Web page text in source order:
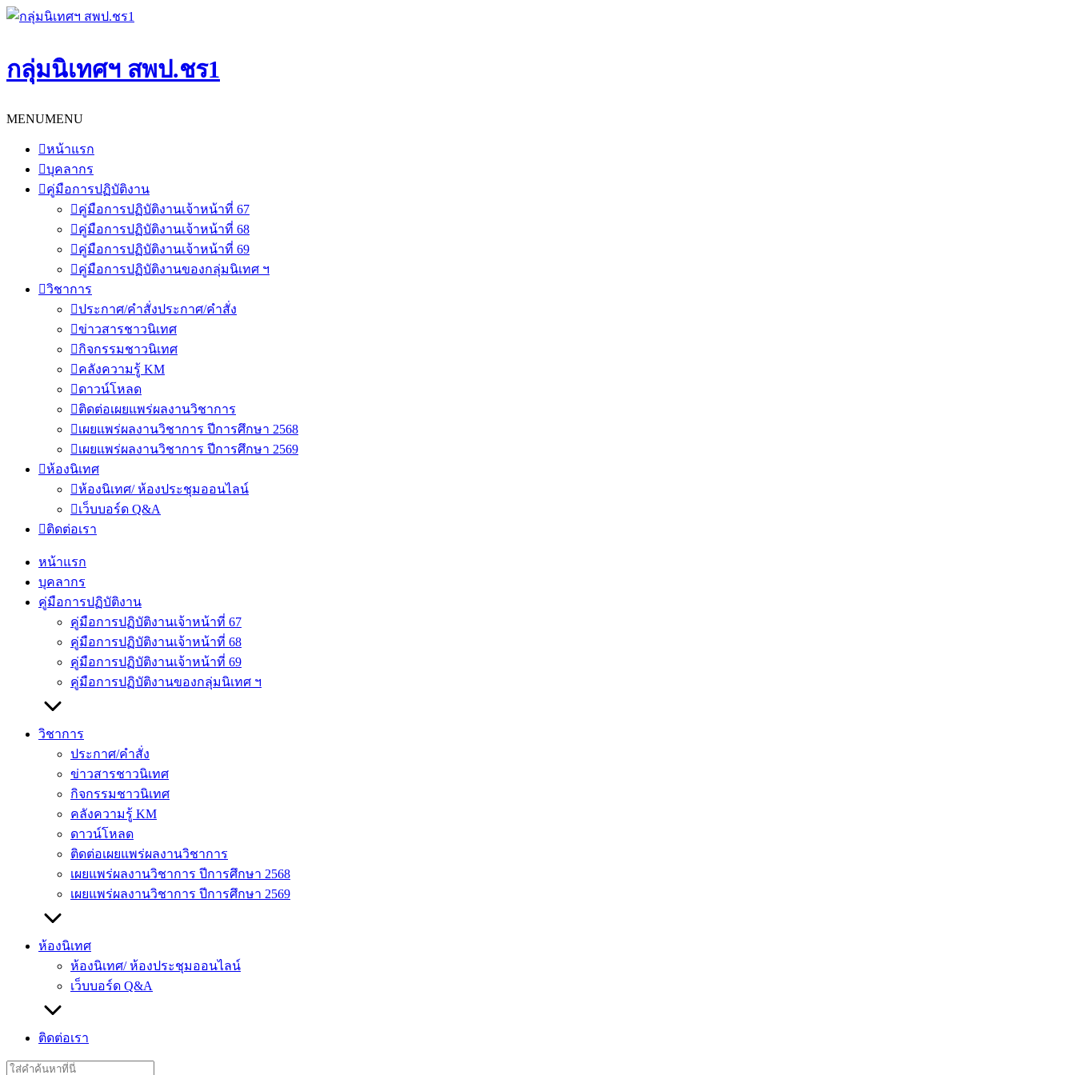
Skip
กลุ่มนิเทศฯ สพป.ชร1
MENUMENU
หน้าแรก
บุคลากร
คู่มือการปฏิบัติงาน
คู่มือการปฏิบัติงานเจ้าหน้าที่ 67
คู่มือการปฏิบัติงานเจ้าหน้าที่ 68
คู่มือการปฏิบัติงานเจ้าหน้าที่ 69
คู่มือการปฏิบัติงานของกลุ่มนิเทศ ฯ
วิชาการ
ประกาศ/คำสั่งประกาศ/คำสั่ง
ข่าวสารชาวนิเทศ
กิจกรรมชาวนิเทศ
คลังความรู้ KM
ดาวน์โหลด
ติดต่อเผยแพร่ผลงานวิชาการ
เผยแพร่ผลงานวิชาการ ปีการศึกษา 2568
เผยแพร่ผลงานวิชาการ ปีการศึกษา 2569
ห้องนิเทศ
ห้องนิเทศ/ ห้องประชุมออนไลน์
เว็บบอร์ด Q&A
ติดต่อเรา
หน้าแรก
บุคลากร
คู่มือการปฏิบัติงาน
คู่มือการปฏิบัติงานเจ้าหน้าที่ 67
คู่มือการปฏิบัติงานเจ้าหน้าที่ 68
คู่มือการปฏิบัติงานเจ้าหน้าที่ 69
คู่มือการปฏิบัติงานของกลุ่มนิเทศ ฯ
วิชาการ
ประกาศ/คำสั่ง
ข่าวสารชาวนิเทศ
กิจกรรมชาวนิเทศ
คลังความรู้ KM
ดาวน์โหลด
ติดต่อเผยแพร่ผลงานวิชาการ
เผยแพร่ผลงานวิชาการ ปีการศึกษา 2568
เผยแพร่ผลงานวิชาการ ปีการศึกษา 2569
ห้องนิเทศ
ห้องนิเทศ/ ห้องประชุมออนไลน์
เว็บบอร์ด Q&A
ติดต่อเรา
Search